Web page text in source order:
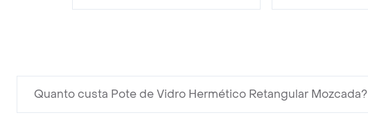
Quanto custa Pote de Vidro Hermético Retangular Mozcada?